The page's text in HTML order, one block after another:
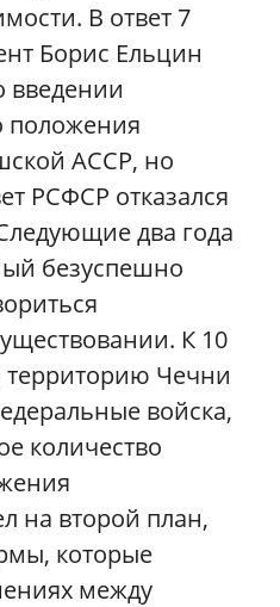
В ответ 7
Борис Ельцин
введении
положения
АССР, но
РСФСР отказался
два года
безуспешно
К 10
территорию Чечни
войска,
количество
на второй план,
которые
между